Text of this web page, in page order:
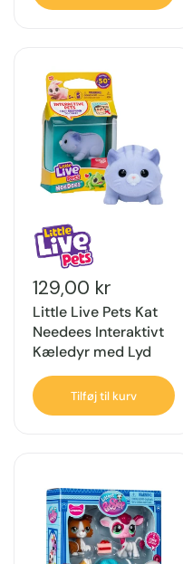
129,00 kr
Little Live Pets Kat
Needees Interaktivt
Kæledyr med Lyd
Tilføj til kurv